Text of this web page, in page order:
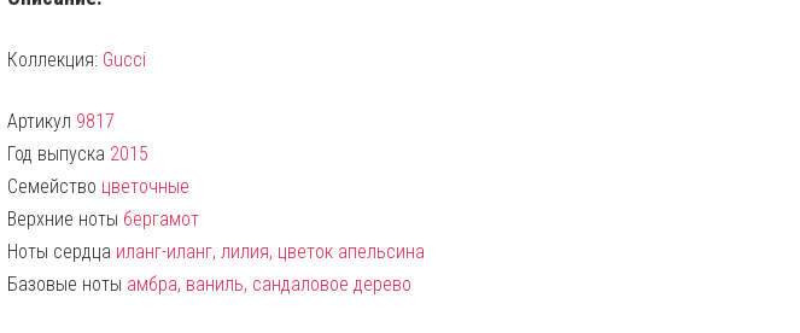
Коллекция: Gucci
Артикул 9817
Год выпуска 2015
Семейство цветочные
Верхние ноты бергамот
Ноты сердца иланг-иланг, лилия, цветок апельсина
Базовые ноты амбра, ваниль, сандаловое дерево